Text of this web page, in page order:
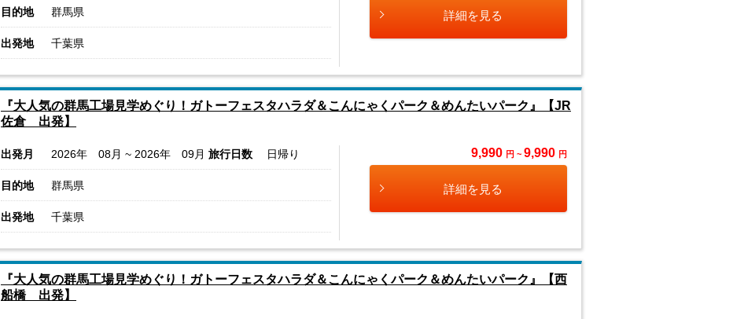
目的地 群馬県
出発地 千葉県
詳細を見る
『大人気の群馬工場見学めぐり！ガトーフェスタハラダ＆こんにゃくパーク＆めんたいパーク』【JR
佐倉 出発】
出発月 2026年 08月 ~ 2026年 09月 旅行日数 日帰り
目的地 群馬県
出発地 千葉県
9,990 円 ~ 9,990 円
詳細を見る
『大人気の群馬工場見学めぐり！ガトーフェスタハラダ＆こんにゃくパーク＆めんたいパーク』【西
船橋 出発】